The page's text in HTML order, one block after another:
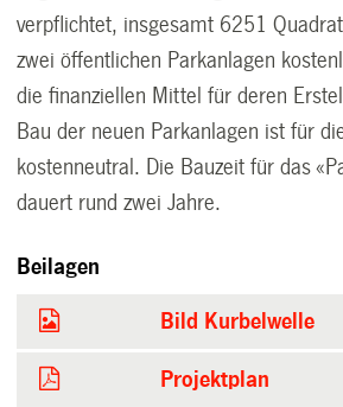
verpflichtet, insgesamt 6251
zwei öffentlichen Parkanlagen
die finanziellen Mittel für deren
Bau der neuen Parkanlagen ist für
kostenneutral. Die Bauzeit für das
dauert rund zwei Jahre.
Beilagen
Bild Kurbelwelle
Projektplan